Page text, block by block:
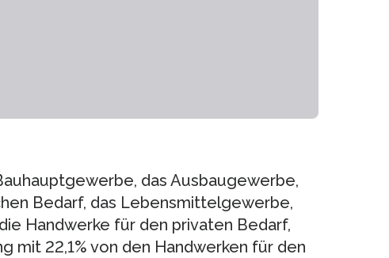
das Ausbaugewerbe,
Bedarf, das Lebensmittelgewerbe,
Handwerke für den privaten Bedarf,
mit 22,1% von den Handwerken für den